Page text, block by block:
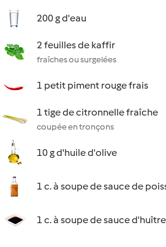
200 g d'eau
2 feuilles de kaffir
fraîches ou surgelées
1 petit piment rouge frais
1 tige de citronnelle fraîche
coupée en tronçons
10 g d'huile d'olive
1 c. à soupe de sauce de
1 c. à soupe de sauce d'huître